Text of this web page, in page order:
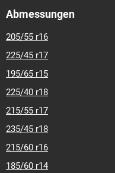
Abmessungen
205/55 r16
225/45 r17
195/65 r15
225/40 r18
215/55 r17
235/45 r18
215/60 r16
185/60 r14